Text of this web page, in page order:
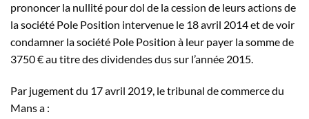
prononcer la nullité pour dol de la cession de leurs actions de
la société Pole Position intervenue le 18 avril 2014 et de voir
condamner la société Pole Position à leur payer la somme de
3750 € au titre des dividendes dus sur l’année 2015.
Par jugement du 17 avril 2019, le tribunal de commerce du
Mans a :